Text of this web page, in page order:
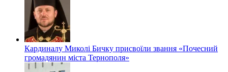
Кардиналу Миколі Бичку присвоїли звання «Почесний
громадянин міста Тернополя»